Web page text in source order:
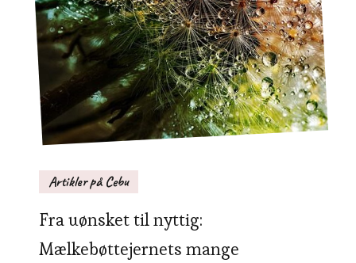
Artikler på Cebu
Fra uønsket til nyttig:
Mælkebøttejernets mange